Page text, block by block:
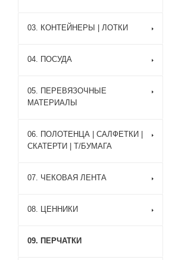
03. КОНТЕЙНЕРЫ | ЛОТКИ
04. ПОСУДА
05. ПЕРЕВЯЗОЧНЫЕ
МАТЕРИАЛЫ
06. ПОЛОТЕНЦА | САЛФЕТКИ |
СКАТЕРТИ | Т/БУМАГА
07. ЧЕКОВАЯ ЛЕНТА
08. ЦЕННИКИ
09. ПЕРЧАТКИ